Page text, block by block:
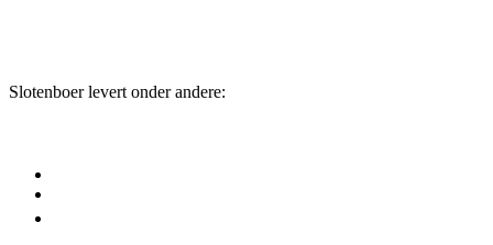
Slotenboer levert onder andere: